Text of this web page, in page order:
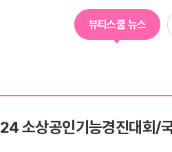
전국캠퍼스 찾기
제휴협력사
뷰티스쿨 뉴스
소상공인기능경진대회/